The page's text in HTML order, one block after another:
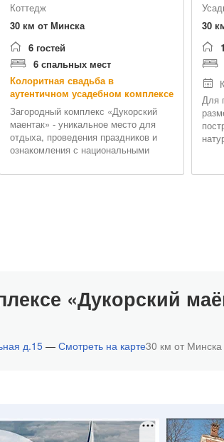
Коттедж
30 км от Минска
6 гостей
6 спальных мест
Колоритная свадьба в
аутентичном усадебном комплексе
Загородный комплекс «Дукорский
маентак» - уникальное место для
отдыха, проведения праздников и
ознакомления с национальными
30
Для
«Дукорский
д.15 — Смотреть на карте30 км от Минска